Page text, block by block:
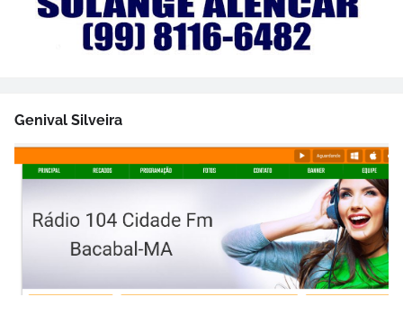
Genival Silveira